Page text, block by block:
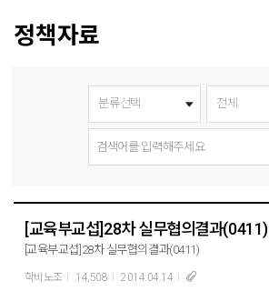
정책자료
[교육부교섭]28차 실무협의결과(0411)
[교육부교섭]28차 실무협의결과(0411)
학비노조 14,508 2014.04.14